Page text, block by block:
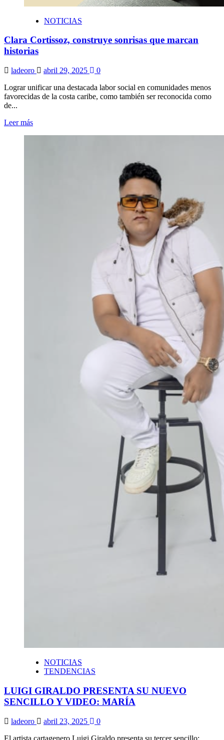
NOTICIAS
Clara Cortissoz, construye sonrisas que marcan
historias
ladeoro abril 29, 2025
0
Lograr unificar una destacada labor social en comunidades menos
favorecidas de la costa caribe, como también ser reconocida como
de...
Leer más
NOTICIAS
TENDENCIAS
LUIGI GIRALDO PRESENTA SU NUEVO
SENCILLO Y VIDEO: MARÍA
ladeoro abril 23, 2025
0
El artista cartagenero Luigi Giraldo presenta su tercer sencillo: